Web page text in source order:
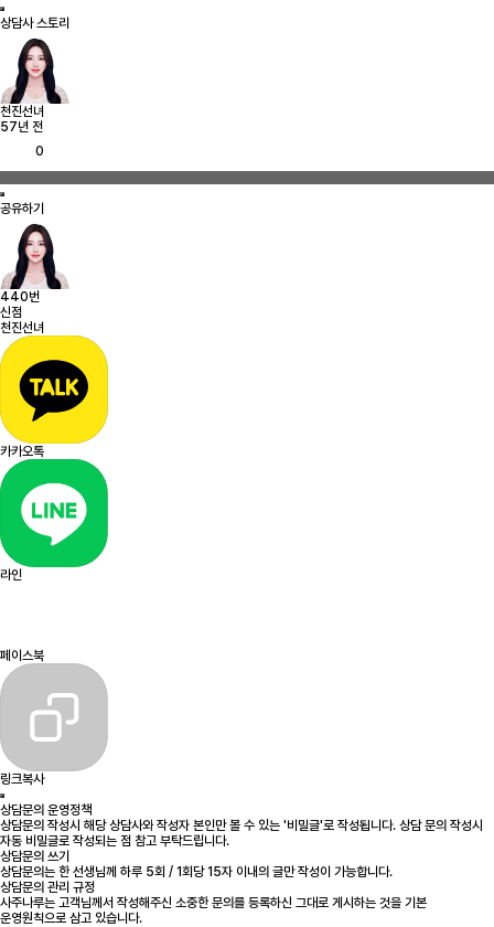
상담사 스토리
천진선녀
57년 전
0
공유하기
440번
신점
천진선녀
카카오톡
라인
페이스북
링크복사
상담문의 운영정책
상담문의 작성시 해당 상담사와 작성자 본인만 볼 수 있는 '비밀글'로 작성됩니다. 상담 문의 작성시
자동 비밀글로 작성되는 점 참고 부탁드립니다.
상담문의 쓰기
상담문의는 한 선생님께 하루 5회 / 1회당 15자 이내의 글만 작성이 가능합니다.
상담문의 관리 규정
사주나루는 고객님께서 작성해주신 소중한 문의를 등록하신 그대로 게시하는 것을 기본
운영원칙으로 삼고 있습니다.